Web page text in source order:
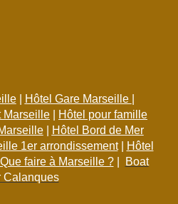
| Hôtel Gare Marseille
Marseille
Hôtel pour famille
|
Hôtel Bord de Mer
1er arrondissement|
Hôtel
Que faire à Marseille ?|
Boat
Calanques